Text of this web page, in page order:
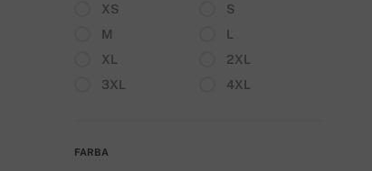
XS
S
M
L
XL
2XL
3XL
4XL
FARBA